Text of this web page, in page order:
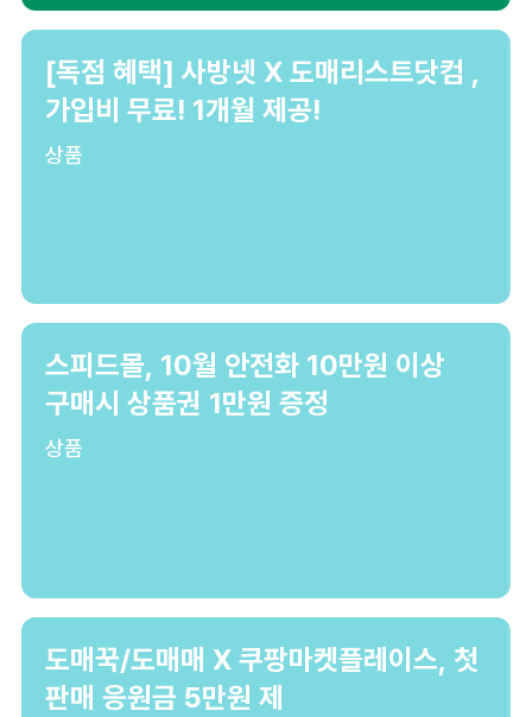
[독점 혜택] 사방넷 X 도매리스트닷컴 ,
가입비 무료! 1개월 제공!
상품
스피드몰, 10월 안전화 10만원 이상
구매시 상품권 1만원 증정
상품
도매꾹/도매매 X 쿠팡마켓플레이스, 첫
판매 응원금 5만원 제